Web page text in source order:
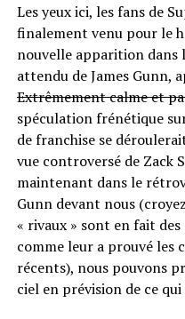
Les yeux ici, les fans de
finalement venu pour le
nouvelle apparition dans
attendu de James Gunn,
Extrêmement calme et
spéculation frénétique
de franchise se
vue controversé de Zack
maintenant dans le
Gunn devant nous
« rivaux » sont en fait
comme leur a prouvé les
récents), nous pouvons
ciel en prévision de ce